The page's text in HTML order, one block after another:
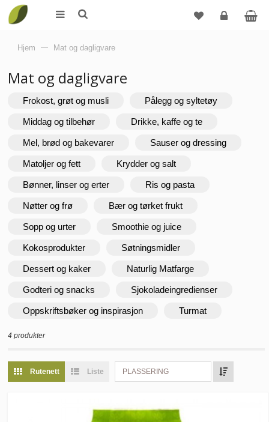
Hjem — Mat og dagligvare
Mat og dagligvare
Frokost, grøt og musli Pålegg og syltetøy
Middag og tilbehør Drikke, kaffe og te
Mel, brød og bakevarer Sauser og dressing
Matoljer og fett Krydder og salt
Bønner, linser og erter Ris og pasta
Nøtter og frø Bær og tørket frukt
Sopp og urter Smoothie og juice
Kokosprodukter Søtningsmidler
Dessert og kaker Naturlig Matfarge
Godteri og snacks Sjokoladeingredienser
Oppskriftsbøker og inspirasjon Turmat
4 produkter
Rutenett Liste PLASSERING